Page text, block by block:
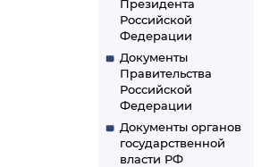
Президента
Российской
Федерации
Документы
Правительства
Российской
Федерации
Документы органов
государственной
власти РФ